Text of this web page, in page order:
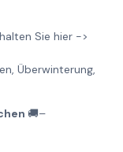
Sie hier ->
Überwinterung,
🚚–